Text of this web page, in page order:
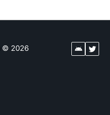
© 2026